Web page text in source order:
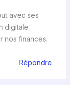
avec ses
digitale.
nos finances.
Répondre